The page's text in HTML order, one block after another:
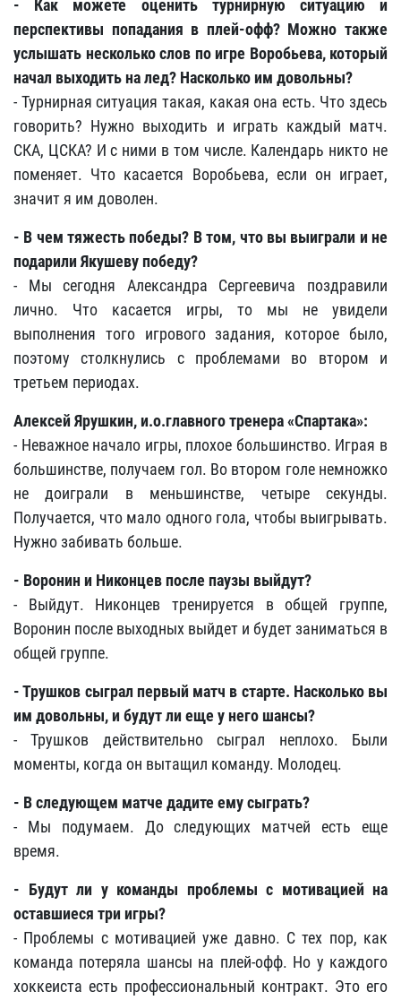
- Как можете оценить турнирную ситуацию и
перспективы попадания в плей-офф? Можно также
услышать несколько слов по игре Воробьева, который
начал выходить на лед? Насколько им довольны?
- Турнирная ситуация такая, какая она есть. Что здесь
говорить? Нужно выходить и играть каждый матч.
СКА, ЦСКА? И с ними в том числе. Календарь никто не
поменяет. Что касается Воробьева, если он играет,
значит я им доволен.
- В чем тяжесть победы? В том, что вы выиграли и не
подарили Якушеву победу?
- Мы сегодня Александра Сергеевича поздравили
лично. Что касается игры, то мы не увидели
выполнения того игрового задания, которое было,
поэтому столкнулись с проблемами во втором и
третьем периодах.
Алексей Ярушкин, и.о.главного тренера «Спартака»:
- Неважное начало игры, плохое большинство. Играя в
большинстве, получаем гол. Во втором голе немножко
не доиграли в меньшинстве, четыре секунды.
Получается, что мало одного гола, чтобы выигрывать.
Нужно забивать больше.
- Воронин и Никонцев после паузы выйдут?
- Выйдут. Никонцев тренируется в общей группе,
Воронин после выходных выйдет и будет заниматься в
общей группе.
- Трушков сыграл первый матч в старте. Насколько вы
им довольны, и будут ли еще у него шансы?
- Трушков действительно сыграл неплохо. Были
моменты, когда он вытащил команду. Молодец.
- В следующем матче дадите ему сыграть?
- Мы подумаем. До следующих матчей есть еще
время.
- Будут ли у команды проблемы с мотивацией на
оставшиеся три игры?
- Проблемы с мотивацией уже давно. С тех пор, как
команда потеряла шансы на плей-офф. Но у каждого
хоккеиста есть профессиональный контракт. Это его